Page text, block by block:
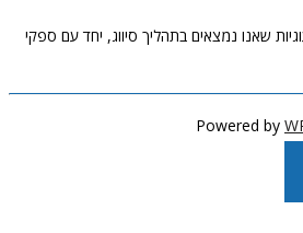
שאנו נמצאים בתהליך סיווג, יחד עם ספקי
Powered by